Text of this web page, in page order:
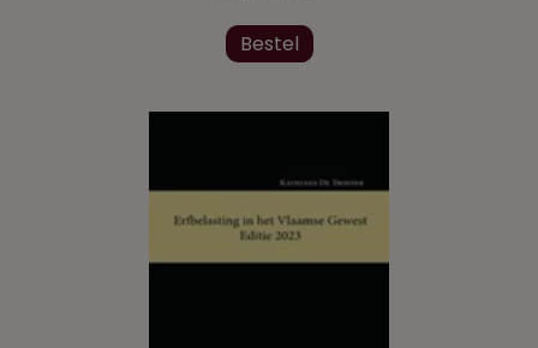
Bestel product
heeft
variaties.
kan
worden
op